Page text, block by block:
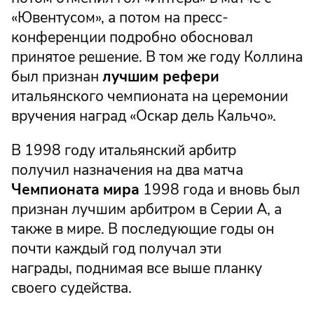
«Ювентусом», а потом на пресс-
конференции подробно обосновал
принятое решение. В том же году Коллина
был признан лучшим рефери
итальянского чемпионата на церемонии
вручения наград «Оскар дель Кальчо».
В 1998 году итальянский арбитр
получил назначения на два матча
Чемпионата мира 1998 года и вновь был
признан лучшим арбитром в Серии А, а
также в мире. В последующие годы он
почти каждый год получал эти
награды, поднимая все выше планку
своего судейства.